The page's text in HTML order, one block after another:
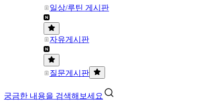
일상/루틴 게시판
자유게시판
질문게시판
궁금한 내용을 검색해보세요